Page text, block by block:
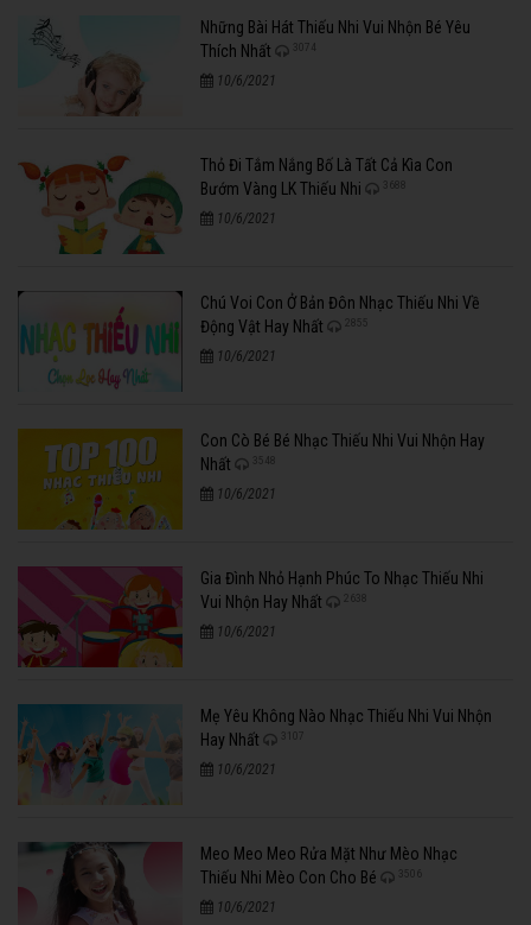
Những Bài Hát Thiếu Nhi Vui Nhộn Bé Yêu
Thích Nhất
3074
10/6/2021
Thỏ Đi Tắm Nắng Bố Là Tất Cả Kìa Con
Bướm Vàng LK Thiếu Nhi
3688
10/6/2021
Chú Voi Con Ở Bản Đôn Nhạc Thiếu Nhi Về
Động Vật Hay Nhất
2855
10/6/2021
Con Cò Bé Bé Nhạc Thiếu Nhi Vui Nhộn Hay
Nhất
3548
10/6/2021
Gia Đình Nhỏ Hạnh Phúc To Nhạc Thiếu Nhi
Vui Nhộn Hay Nhất
2638
10/6/2021
Mẹ Yêu Không Nào Nhạc Thiếu Nhi Vui Nhộn
Hay Nhất
3107
10/6/2021
Meo Meo Meo Rửa Mặt Như Mèo Nhạc
Thiếu Nhi Mèo Con Cho Bé
3506
10/6/2021